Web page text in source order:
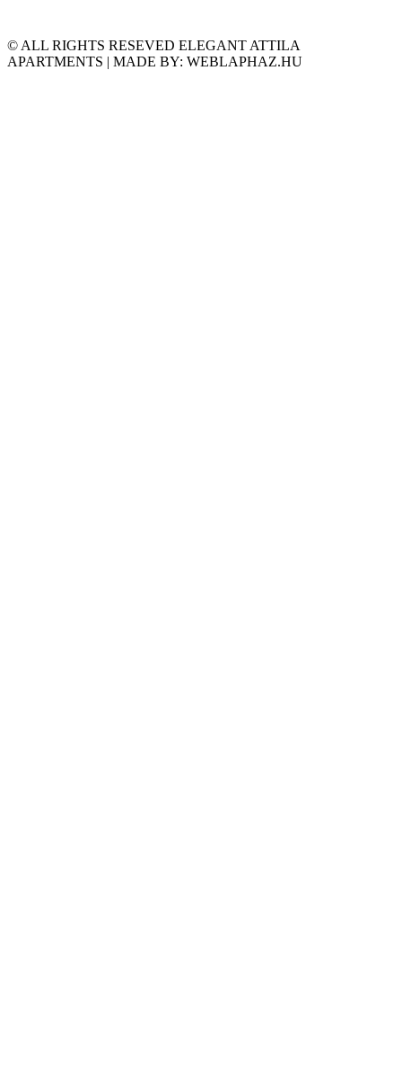
© ALL RIGHTS RESEVED ELEGANT ATTILA
APARTMENTS | MADE BY: WEBLAPHAZ.HU